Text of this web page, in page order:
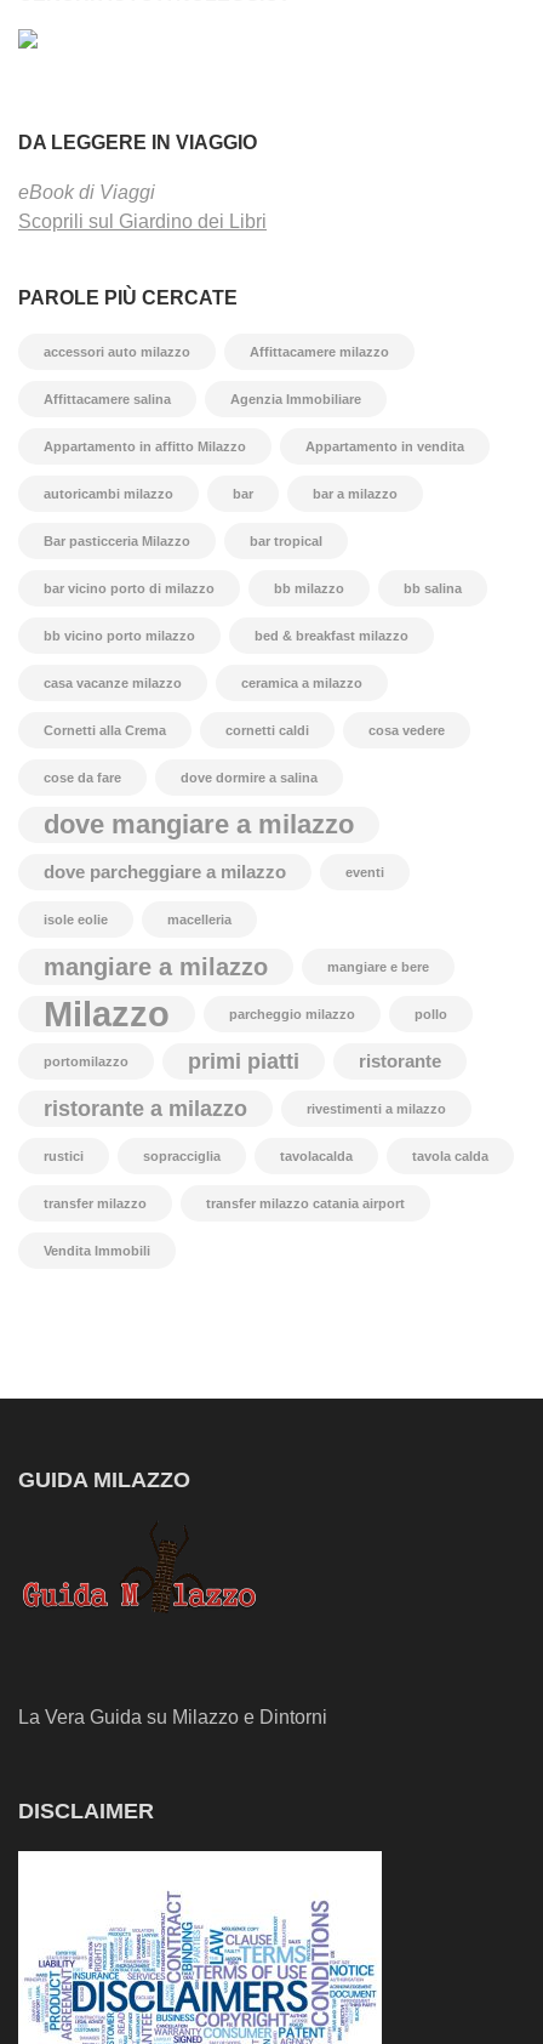
DA LEGGERE IN VIAGGIO
eBook di Viaggi
Scoprili sul Giardino dei Libri
PAROLE PIÙ CERCATE
accessori auto milazzo Affittacamere milazzo
Affittacamere salina Agenzia Immobiliare
Appartamento in affitto Milazzo Appartamento in vendita
autoricambi milazzo bar bar a milazzo
Bar pasticceria Milazzo bar tropical
bar vicino porto di milazzo bb milazzo bb salina
bb vicino porto milazzo bed & breakfast milazzo
casa vacanze milazzo ceramica a milazzo
Cornetti alla Crema cornetti caldi cosa vedere
cose da fare dove dormire a salina
dove mangiare a milazzo
dove parcheggiare a milazzo eventi
isole eolie macelleria
mangiare a milazzo mangiare e bere
Milazzo parcheggio milazzo pollo
portomilazzo primi piatti ristorante
ristorante a milazzo rivestimenti a milazzo
rustici sopracciglia tavolacalda tavola calda
transfer milazzo transfer milazzo catania airport
Vendita Immobili
GUIDA MILAZZO
La Vera Guida su Milazzo e Dintorni
DISCLAIMER